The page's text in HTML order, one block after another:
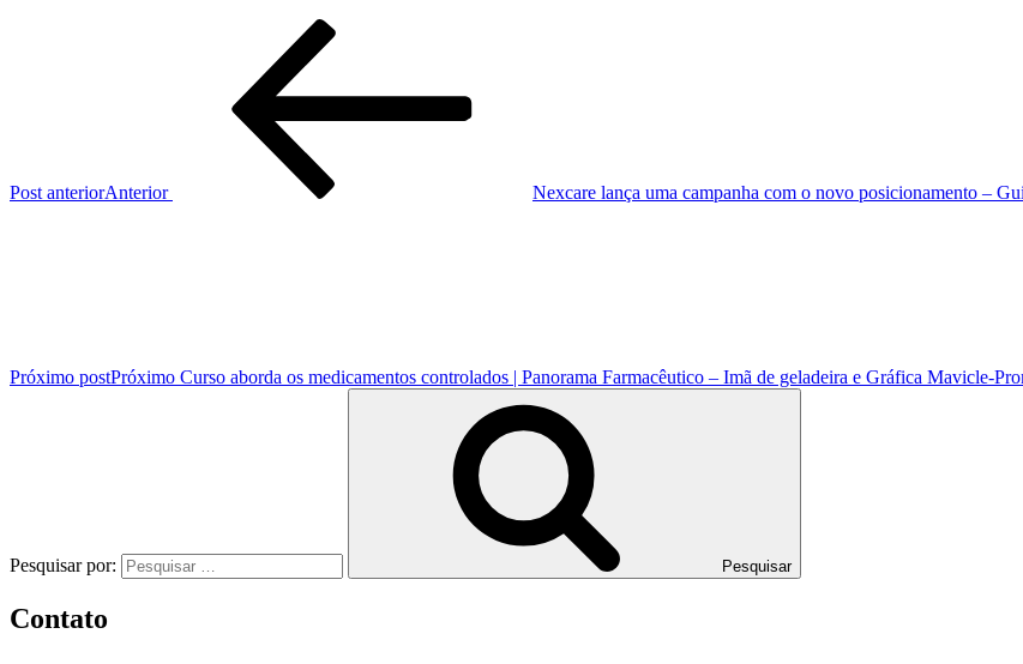
Post anteriorAnterior Nexcare lança uma campanha com o novo posicionamento –
Próximo postPróximo Curso aborda os medicamentos controlados | Panorama Farmacêutico – Imã de geladeira e Gráfica Mavicle-
Pesquisar por: Pesquisar
Contato